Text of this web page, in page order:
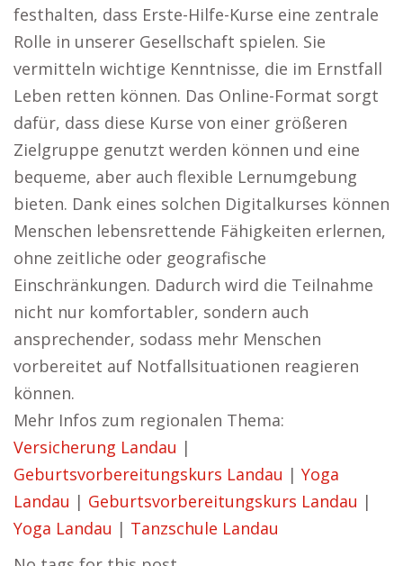
festhalten, dass Erste-Hilfe-Kurse eine zentrale
Rolle in unserer Gesellschaft spielen. Sie
vermitteln wichtige Kenntnisse, die im Ernstfall
Leben retten können. Das Online-Format sorgt
dafür, dass diese Kurse von einer größeren
Zielgruppe genutzt werden können und eine
bequeme, aber auch flexible Lernumgebung
bieten. Dank eines solchen Digitalkurses können
Menschen lebensrettende Fähigkeiten erlernen,
ohne zeitliche oder geografische
Einschränkungen. Dadurch wird die Teilnahme
nicht nur komfortabler, sondern auch
ansprechender, sodass mehr Menschen
vorbereitet auf Notfallsituationen reagieren
können.
Mehr Infos zum regionalen Thema:
Versicherung Landau |
Geburtsvorbereitungskurs Landau | Yoga
Landau | Geburtsvorbereitungskurs Landau |
Yoga Landau | Tanzschule Landau